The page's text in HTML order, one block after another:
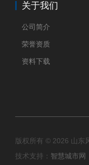
关于我们
公司简介
荣誉资质
资料下载
版权所有 © 2026 山东
技术支持： 智慧城市网